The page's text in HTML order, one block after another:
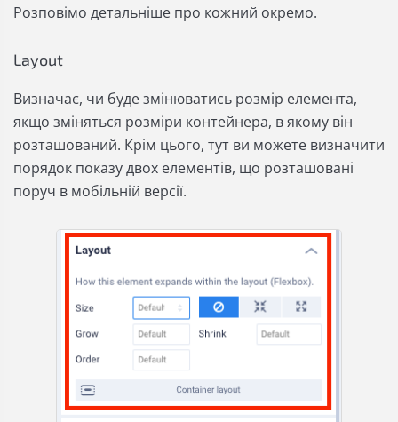
Розповімо детальніше про кожний окремо.
Layout
Визначає, чи буде змінюватись розмір елемента,
якщо зміняться розміри контейнера, в якому він
розташований. Крім цього, тут ви можете визначити
порядок показу двох елементів, що розташовані
поруч в мобільній версії.